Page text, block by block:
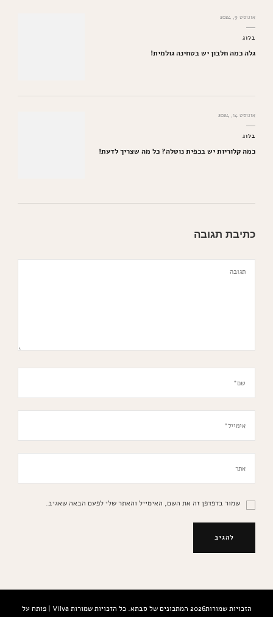
אוגוסט 9, 2024
בלוג
גלה כמה חלבון יש בטחינה גולמית!
אוגוסט 14, 2024
בלוג
כמה קלוריות יש בכפית נוטלה? כל מה שצריך לדעת!
כתיבת תגובה
שמור בדפדפן זה את השם, האימייל והאתר שלי לפעם הבאה שאגיב.
הזכויות שמורות2026 המתכונים של סבתא. כל הזכויות שמורות
Vilva | פותח על